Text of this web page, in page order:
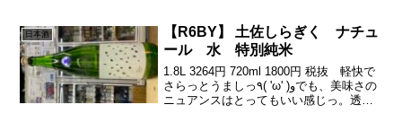
日本酒
【R6BY】 土佐しらぎく ナチュ
ール 水 特別純米
1.8L 3264円 720ml 1800円 税抜 軽快で
さらっとうましっ٩( 'ω' )وでも、美味さの
ニュアンスはとってもいい感じっ。透明